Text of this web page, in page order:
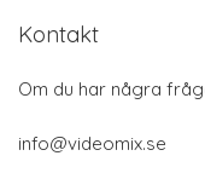
Kontakt
Om du har några
info@videomix.se